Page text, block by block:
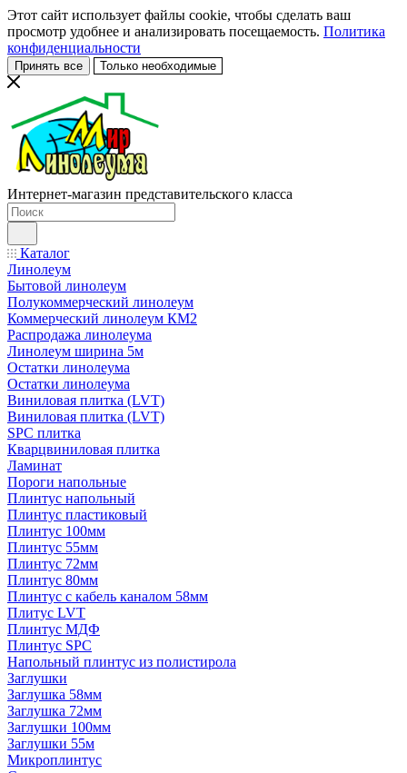
Этот сайт использует файлы cookie, чтобы сделать ваш
просмотр удобнее и анализировать посещаемость. Политика
конфиденциальности
Принять все Только необходимые
Интернет-магазин представительского класса
Каталог
Линолеум
Бытовой линолеум
Полукоммерческий линолеум
Коммерческий линолеум КМ2
Распродажа линолеума
Линолеум ширина 5м
Остатки линолеума
Остатки линолеума
Виниловая плитка (LVT)
Виниловая плитка (LVT)
SPC плитка
Кварцвиниловая плитка
Ламинат
Пороги напольные
Плинтус напольный
Плинтус пластиковый
Плинтус 100мм
Плинтус 55мм
Плинтус 72мм
Плинтус 80мм
Плинтус с кабель каналом 58мм
Плитус LVT
Плинтус МДФ
Плинтус SPC
Напольный плинтус из полистирола
Заглушки
Заглушка 58мм
Заглушка 72мм
Заглушки 100мм
Заглушки 55м
Микроплинтус